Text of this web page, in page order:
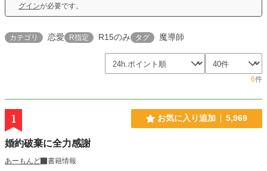
グインが必要です。
カテゴリ 恋愛 R指定 R15のみ タグ 魔導師
6件
1 お気に入り追加 5,969
婚約破棄に全力感謝
あーもんど
書籍情報